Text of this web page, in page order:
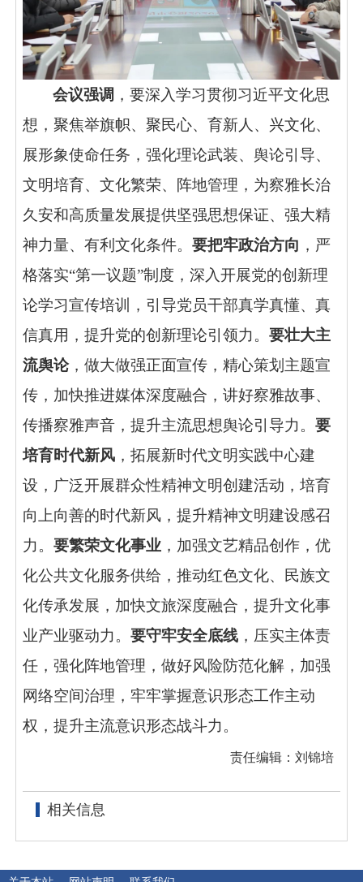
会议强调 ，要深入学习贯彻习近平文化思
想，聚焦举旗帜、聚民心、育新人、兴文化、
展形象使命任务，强化理论武装、舆论引导、
文明培育、文化繁荣、阵地管理，为察雅长治
久安和高质量发展提供坚强思想保证、强大精
神力量、有利文化条件。 要把牢政治方向 ，严
格落实“第一议题”制度，深入开展党的创新理
论学习宣传培训，引导党员干部真学真懂、真
信真用，提升党的创新理论引领力。 要壮大主
流舆论，做大做强正面宣传，精心策划主题宣
传，加快推进媒体深度融合，讲好察雅故事、
传播察雅声音，提升主流思想舆论引导力。 要
培育时代新风，拓展新时代文明实践中心建
设，广泛开展群众性精神文明创建活动，培育
向上向善的时代新风，提升精神文明建设感召
力。 要繁荣文化事业，加强文艺精品创作，优
化公共文化服务供给，推动红色文化、民族文
化传承发展，加快文旅深度融合，提升文化事
业产业驱动力。 要守牢安全底线，压实主体责
任，强化阵地管理，做好风险防范化解，加强
网络空间治理，牢牢掌握意识形态工作主动
权，提升主流意识形态战斗力。
责任编辑：刘锦培
相关信息